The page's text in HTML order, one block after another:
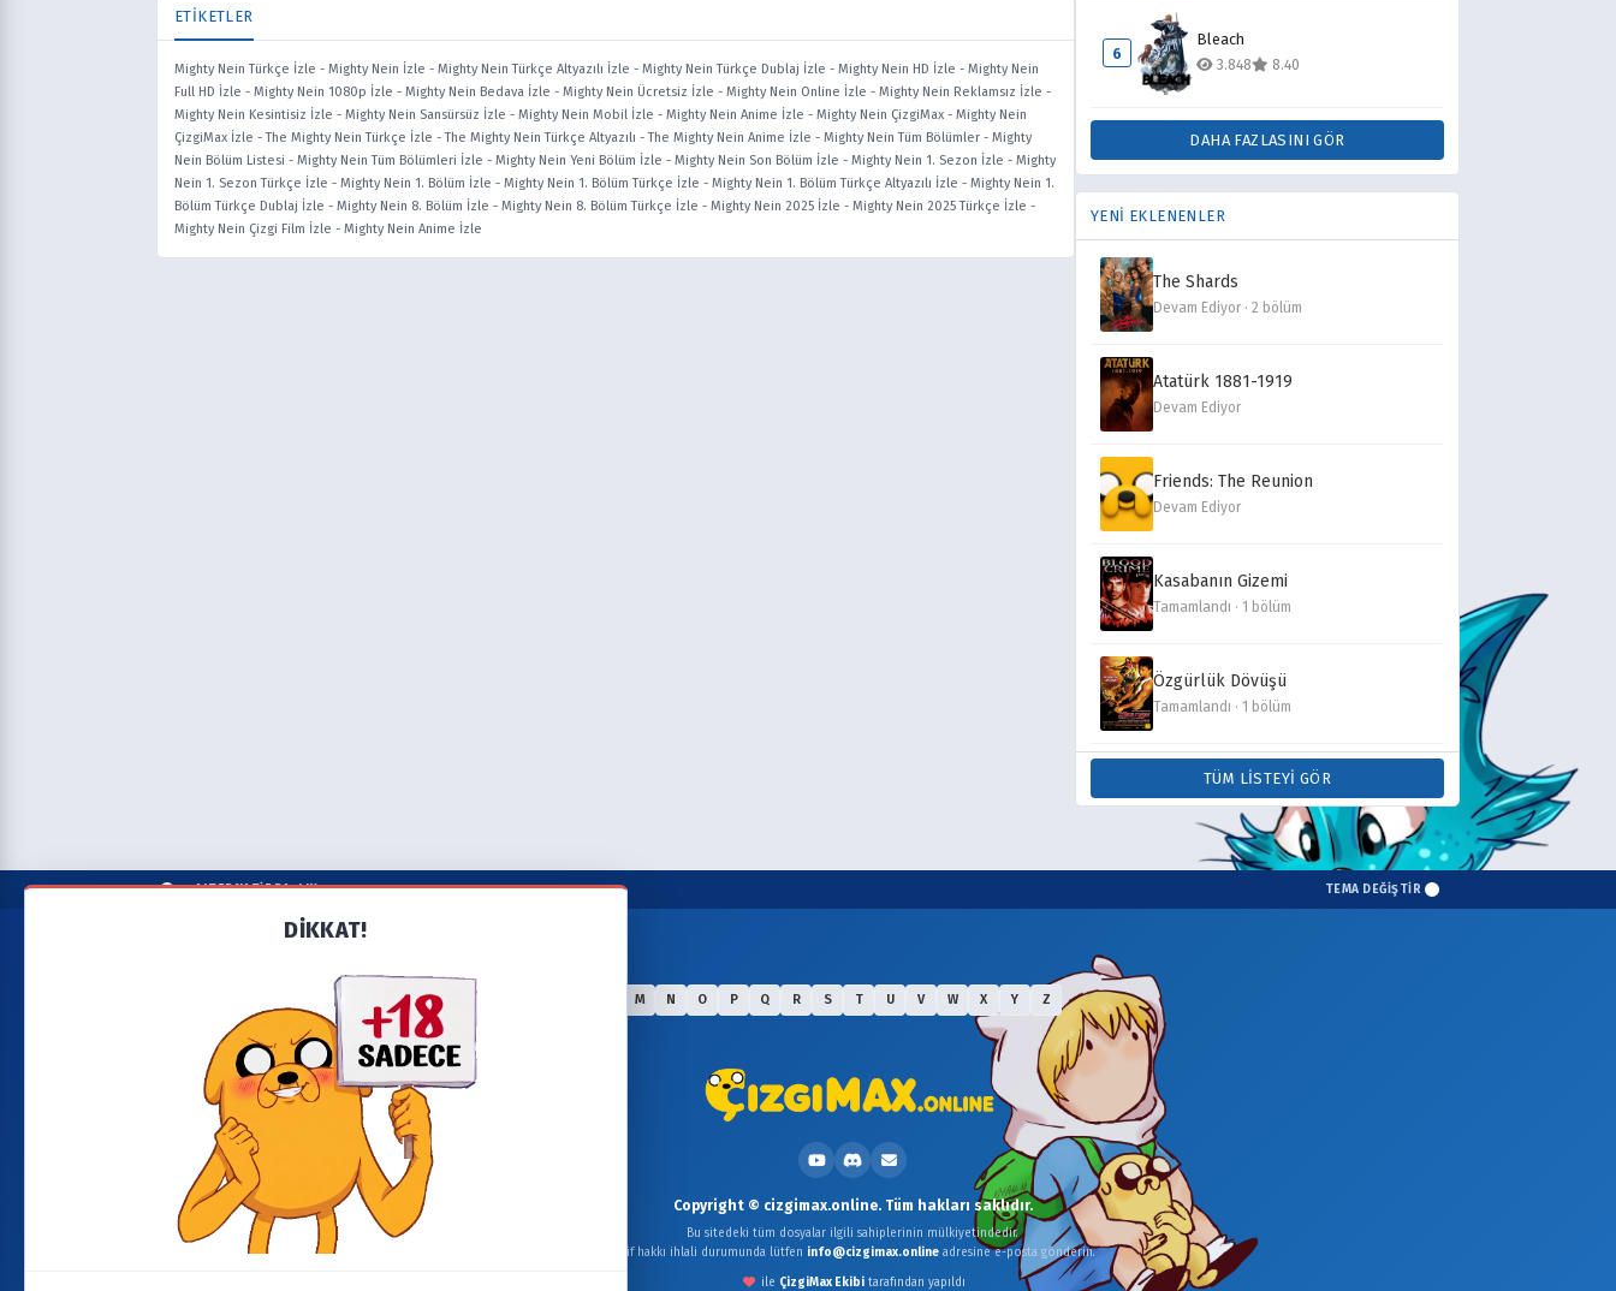
ETİKETLER
Mighty Nein Türkçe İzle - Mighty Nein İzle - Mighty Nein Türkçe Altyazılı İzle - Mighty Nein Türkçe Dublaj İzle - Mighty Nein HD İzle - Mighty Nein
Full HD İzle - Mighty Nein 1080p İzle - Mighty Nein Bedava İzle - Mighty Nein Ücretsiz İzle - Mighty Nein Online İzle - Mighty Nein Reklamsız İzle -
Mighty Nein Kesintisiz İzle - Mighty Nein Sansürsüz İzle - Mighty Nein Mobil İzle - Mighty Nein Anime İzle - Mighty Nein ÇizgiMax - Mighty Nein
ÇizgiMax İzle -The Mighty Nein Türkçe İzle -The Mighty Nein Türkçe Altyazılı -The Mighty Nein Anime İzle - Mighty Nein Tüm Bölümler - Mighty
Nein Bölüm Listesi - Mighty Nein Tüm Bölümleri İzle - Mighty Nein Yeni Bölüm İzle - Mighty Nein Son Bölüm İzle - Mighty Nein 1. Sezon İzle - Mighty
Nein 1. Sezon Türkçe İzle - Mighty Nein 1. Bölüm İzle - Mighty Nein 1. Bölüm Türkçe İzle - Mighty Nein 1. Bölüm Türkçe Altyazılı İzle - Mighty Nein 1.
Bölüm Türkçe Dublaj İzle - Mighty Nein 8. Bölüm İzle - Mighty Nein 8. Bölüm Türkçe İzle - Mighty Nein 2025 İzle - Mighty Nein 2025 Türkçe İzle -
Mighty Nein Çizgi Film İzle - Mighty Nein Anime İzle
6
Bleach
3.848 8.40
DAHA FAZLASINI GÖR
YENİ EKLENENLER
The Shards
Devam Ediyor · 2 bölüm
Atatürk 1881-1919
Devam Ediyor
Friends: The Reunion
Devam Ediyor
Kasabanın Gizemi
Tamamlandı · 1 bölüm
Özgürlük Dövüşü
Tamamlandı · 1 bölüm
TÜM LISTEYI GÖR
DİKKAT!
ALTERNATİF BAŞLIK TEMA DEĞİŞTİR
F M N O P Q R S T U V W X Y Z
YARDIM
Bize Ulaşın
Şartlar & Koşullar &
Gizlilik & Çerez
Politikası
Dizi/Film Talebi
BAĞLANTI
Yeni Eklenenler
Son Bölümleri
Yüklenenler
Devam Eden Seriler
Takvim
Güncellemeler
Copyright © cizgimax.online. Tüm hakları saklıdır.
Bu sitedeki tüm dosyalar ilgili sahiplerinin mülkiyetindedir.
Telif hakkı ihlali durumunda lütfen info@cizgimax.onlineadresine e-posta gönderin.
ile ÇizgiMax Ekibitarafından yapıldı